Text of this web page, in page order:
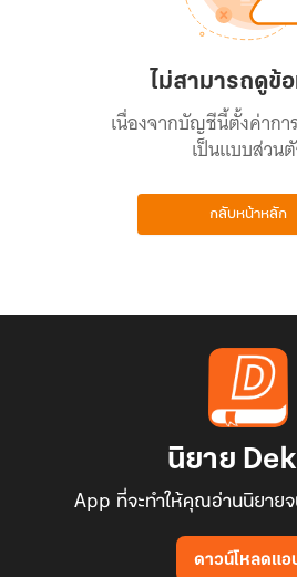
ไม่สามารถดูข้
เนื่องจากบัญชีนี้ตั้งค่าก
เป็นแบบส่วน
กลับหน้าหลัก
นิยาย
App ที่จะทำให้คุณอ่านนิยาย
ดาวน์โหลดแอ